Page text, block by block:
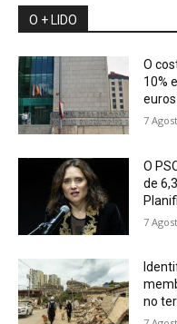
O + LIDO
O
10%
7
O
de
7
no